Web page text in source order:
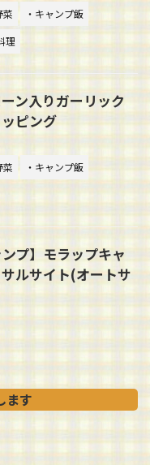
菜
・キャンプ飯
理
ン入りガーリック
ピング
菜
・キャンプ飯
ンプ】モラップキャ
ルサイト(オートサ
ます